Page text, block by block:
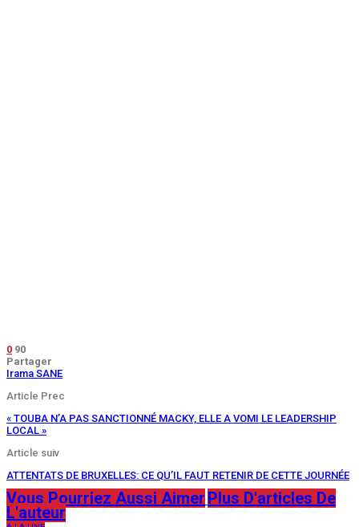
0 90
Partager
Irama SANE
Article Prec
« TOUBA N’A PAS SANCTIONNÉ MACKY, ELLE A VOMI LE LEADERSHIP
LOCAL »
Article suiv
ATTENTATS DE BRUXELLES: CE QU’IL FAUT RETENIR DE CETTE JOURNÉE
Vous Pourriez Aussi Aimer Plus D'articles De
L'auteur